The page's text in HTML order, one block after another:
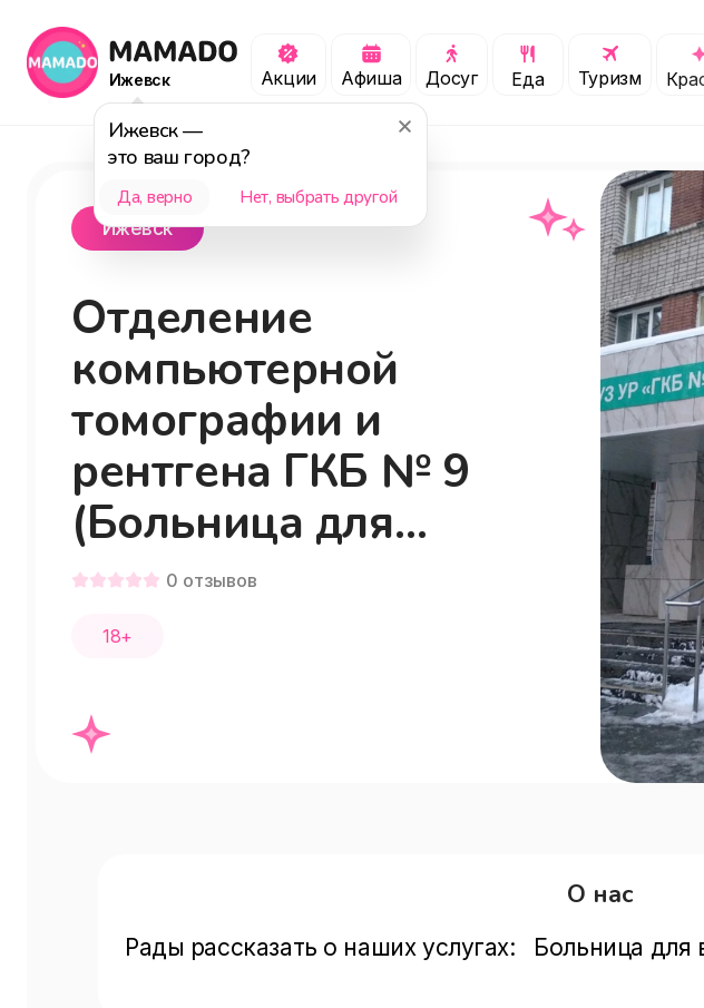
Ижевск
Ижевск—
это ваш город?
Да, верно Нет, выбрать другой
Акции Афиша Досуг Еда Туризм
Ижевск
Отделение
компьютерной
томографии и
рентгена ГКБ № 9
(Больница для
взрослых)
0 отзывов
18+
О нас
Рады рассказать о наших услугах:   Больница для